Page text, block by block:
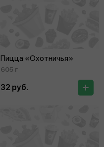
Пицца «Охотничья»
605 г
32 руб.